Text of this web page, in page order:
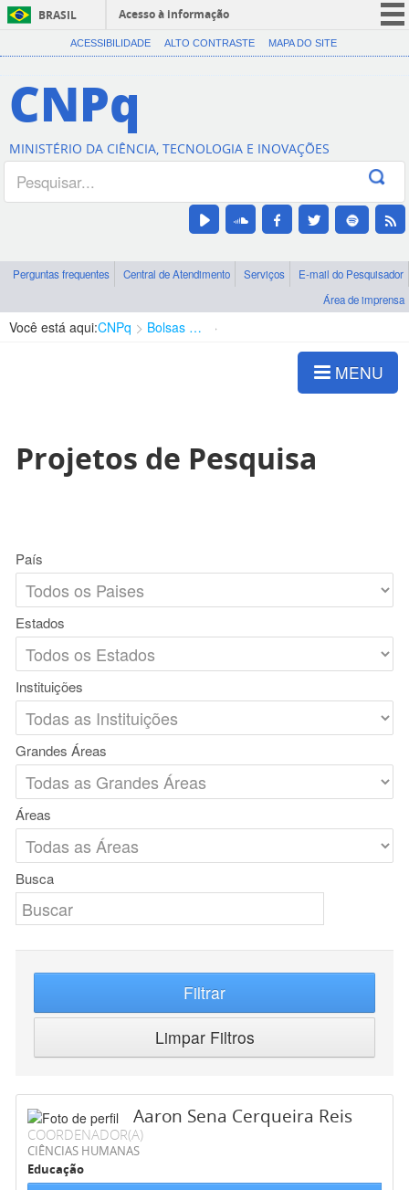
BRASIL
Acesso à informação
CORONAVÍRUS (COVID-19)
Canais
ACESSIBILIDADE ALTO CONTRASTE MAPA DO SITE
CNPq
MINISTÉRIO DA CIÊNCIA, TECNOLOGIA E INOVAÇÕES
Perguntas frequentes Central de Atendimento Serviços
E-mail do Pesquisador
Área de imprensa
Você está aqui:CNPq Bolsas e Auxílios Vigentes
MENU
Projetos de Pesquisa
País
Estados
Instituições
Grandes Áreas
Áreas
Busca
Filtrar
Limpar Filtros
Aaron Sena Cerqueira Reis
COORDENADOR(A)
CIÊNCIAS HUMANAS
Educação